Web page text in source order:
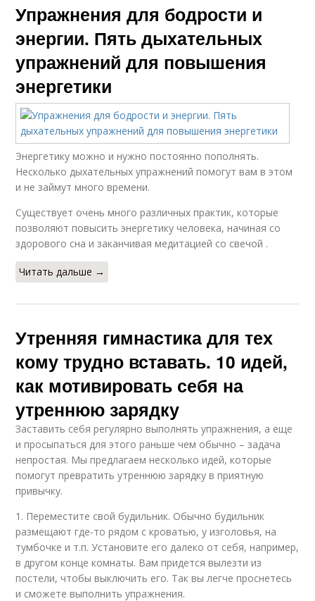
Упражнения для бодрости и
энергии. Пять дыхательных
упражнений для повышения
энергетики
Энергетику можно и нужно постоянно пополнять.
Несколько дыхательных упражнений помогут вам в этом
и не займут много времени.
Существует очень много различных практик, которые
позволяют повысить энергетику человека, начиная со
здорового сна и заканчивая медитацией со свечой .
Читать дальше →
Утренняя гимнастика для тех
кому трудно вставать. 10 идей,
как мотивировать себя на
утреннюю зарядку
Заставить себя регулярно выполнять упражнения, а еще
и просыпаться для этого раньше чем обычно – задача
непростая. Мы предлагаем несколько идей, которые
помогут превратить утреннюю зарядку в приятную
привычку.
1. Переместите свой будильник. Обычно будильник
размещают где-то рядом с кроватью, у изголовья, на
тумбочке и т.п. Установите его далеко от себя, например,
в другом конце комнаты. Вам придется вылезти из
постели, чтобы выключить его. Так вы легче проснетесь
и сможете выполнить упражнения.